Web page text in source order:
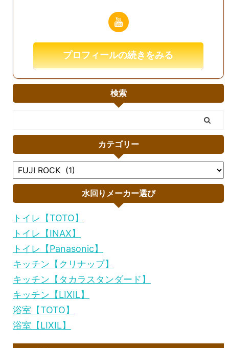
プロフィールの続きをみる
検索
カテゴリー
水回りメーカー選び
トイレ【TOTO】
トイレ【INAX】
トイレ【Panasonic】
キッチン【クリナップ】
キッチン【タカラスタンダード】
キッチン【LIXIL】
浴室【TOTO】
浴室【LIXIL】